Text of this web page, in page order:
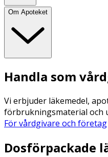
Om Apoteket
Handla som
Vi erbjuder läkemedel,
förbrukningsmaterial och
För vårdgivare och företag
Dosförpackade